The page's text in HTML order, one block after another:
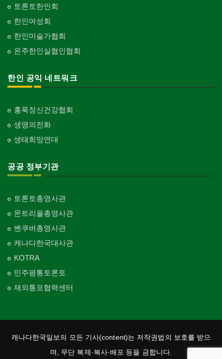
Art Gallery/Framing
행사/이벤트
Event
인벤토리
인터넷/소프트웨어 개발
Organization-Christianity
교회-장로교회
Church-Presbyterian
Church-United
Church-7th Day Adventist
교회-씨 앤 엠에이
Church-C & MA
Church-Full Gospel
Church-Evangelical
Church-Mission
Church-Independent
교회-기타
교회-구세군
Church-Methodist
토론토한인회
한인여성회
한인미술가협회
온주한인실협인협회
한인 공익 네트워크
홍푹정신건강협회
생명의전화
생태희망연대
공공 정부기관
토론토총영사관
몬트리올총영사관
벤쿠버총영사관
캐나다한국대사관
KOTRA
민주평통토론토
재외통포협력센터
캐나다한국일보의 모든 기사(content)는 저작권법의 보호를 받으
며, 무단 복제·복사·배포 등을 금합니다.